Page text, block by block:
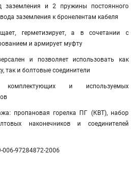
заземления и 2 пружины постоянного
заземления к бронелентам кабеля
герметизирует, а в сочетании с
и армирует муфту
и позволяет использовать как
так и болтовые соединители
комплектующих и используемых
пропановая горелка ПГ (КВТ), набор
наконечников и соединителей
006-97284872-2006